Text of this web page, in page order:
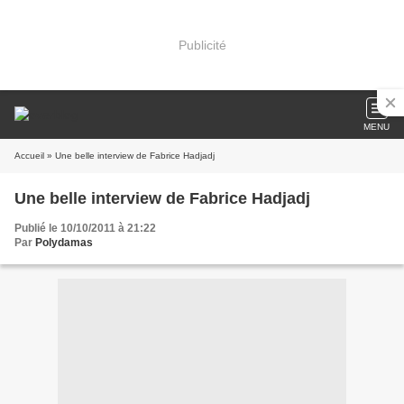
Publicité
MENU
Accueil » Une belle interview de Fabrice Hadjadj
Une belle interview de Fabrice Hadjadj
Publié le 10/10/2011 à 21:22
Par Polydamas